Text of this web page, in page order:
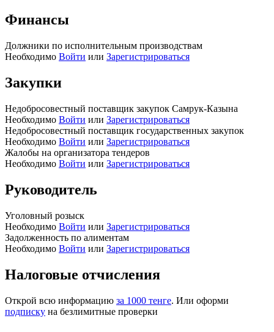
Финансы
Должники по исполнительным производствам
Необходимо Войти или Зарегистрироваться
Закупки
Недобросовестный поставщик закупок Самрук-Казына
Необходимо Войти или Зарегистрироваться
Недобросовестный поставщик государственных закупок
Необходимо Войти или Зарегистрироваться
Жалобы на организатора тендеров
Необходимо Войти или Зарегистрироваться
Руководитель
Уголовный розыск
Необходимо Войти или Зарегистрироваться
Задолженность по алиментам
Необходимо Войти или Зарегистрироваться
Налоговые отчисления
Открой всю информацию за 1000 тенге. Или оформи
подписку на безлимитные проверки